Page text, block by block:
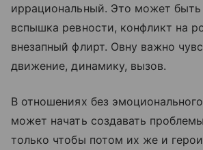
иррациональный. Это может
вспышка ревности, конфликт на
внезапный флирт. Овну важно
движение, динамику, вызов.
В отношениях без
может начать создавать
только чтобы потом их же и